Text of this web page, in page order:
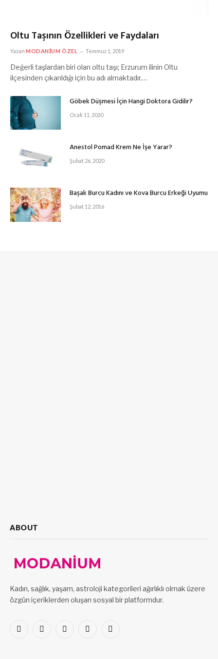
Oltu Taşının Özellikleri ve Faydaları
Yazan MODANIUM ÖZEL Temmuz 1, 2019
Değerli taşlardan biri olan oltu taşı; Erzurum ilinin Oltu
ilçesinden çıkarıldığı için bu adı almaktadır.…
Göbek Düşmesi İçin Hangi Doktora Gidilir?
Ocak 11, 2020
Anestol Pomad Krem Ne İşe Yarar?
Şubat 26, 2020
Başak Burcu Kadını ve Kova Burcu Erkeği Uyumu
Şubat 12, 2016
ABOUT
Kadın, sağlık, yaşam, astroloji kategorileri ağırlıklı olmak üzere
özgün içeriklerden oluşan sosyal bir platformdur.
Facebook
X
PinterestLinkedInVKontakte